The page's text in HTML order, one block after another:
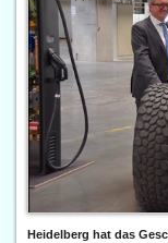
Heidelberg hat das